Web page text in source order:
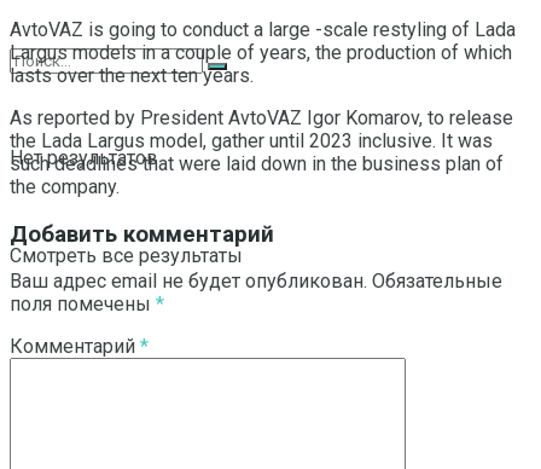
Нет результатов
Смотреть все результаты
AvtoVAZ is going to conduct a large -scale restyling of Lada
Largus models in a couple of years, the production of which
lasts over the next ten years.
As reported by President AvtoVAZ Igor Komarov, to release
the Lada Largus model, gather until 2023 inclusive. It was
such deadlines that were laid down in the business plan of
the company.
Добавить комментарий
Ваш адрес email не будет опубликован. Обязательные
поля помечены *
Комментарий *